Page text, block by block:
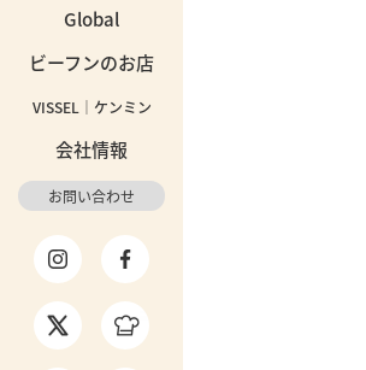
Global
ビーフンのお店
VISSEL｜ケンミン
会社情報
お問い合わせ